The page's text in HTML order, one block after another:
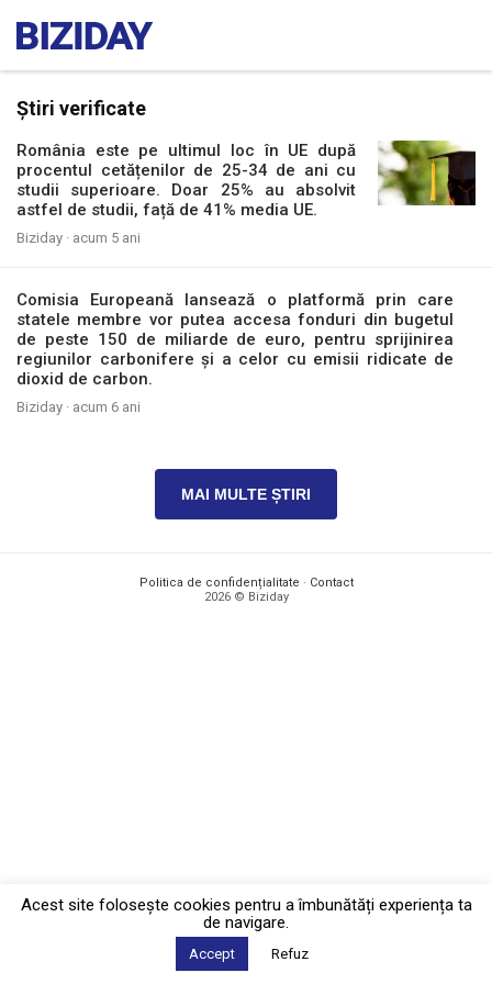
Știri verificate
România este pe ultimul loc în UE după
procentul cetățenilor de 25-34 de ani cu
studii superioare. Doar 25% au absolvit
astfel de studii, față de 41% media UE.
Biziday · acum 5 ani
Comisia Europeană lansează o platformă prin care
statele membre vor putea accesa fonduri din bugetul
de peste 150 de miliarde de euro, pentru sprijinirea
regiunilor carbonifere şi a celor cu emisii ridicate de
dioxid de carbon.
Biziday · acum 6 ani
MAI MULTE ȘTIRI
Politica de confidențialitate · Contact
2026 © Biziday
Acest site foloseşte cookies pentru a îmbunătăți experiența ta
de navigare.
Accept Refuz